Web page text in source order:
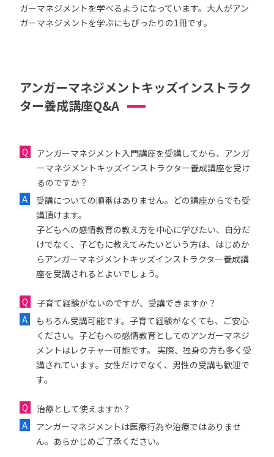
ガーマネジメントを学べるようになっています。大人がアン
ガーマネジメントを学ぶにもぴったりの1冊です。
アンガーマネジメントキッズインストラク
ター養成講座Q&A
アンガーマネジメント入門講座を受講してから、アンガ
ーマネジメントキッズインストラクター養成講座を受け
るのですか？
受講についての順番はありません。どの講座からでも受
講頂けます。
子どもへの感情教育の教え方を中心に学びたい、自分だ
けでなく、子どもに教えてみたいという方は、はじめか
らアンガーマネジメントキッズインストラクター養成講
座を受講されるとよいでしょう。
子育て経験がないのですが、受講できますか？
もちろん受講可能です。子育て経験がなくても、ご安心
ください。子どもへの感情教育としてのアンガーマネジ
メントはレクチャー可能です。 実際、独身の方も多く受
講されています。女性だけでなく、男性の受講も歓迎で
す。
治療として使えますか？
アンガーマネジメントは医療行為や治療ではありませ
ん。あらかじめご了承ください。